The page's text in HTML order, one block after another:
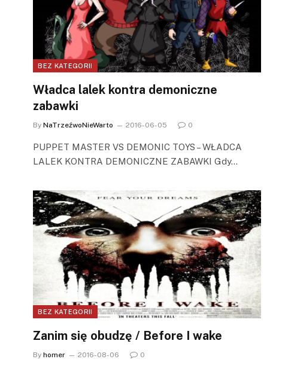
BEZ KATEGORII
Władca lalek kontra demoniczne
zabawki
By NaTrzeźwoNieWarto 2016-06-05 0
PUPPET MASTER VS DEMONIC TOYS – WŁADCA
LALEK KONTRA DEMONICZNE ZABAWKI Gdy…
BEZ KATEGORII
Zanim się obudzę / Before I wake
By homer 2016-08-06 0